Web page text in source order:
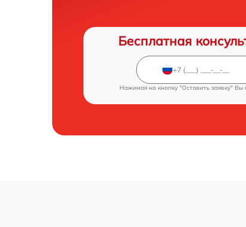
Бесплатная
Нажимая на кнопку "Оставить заявку" Вы